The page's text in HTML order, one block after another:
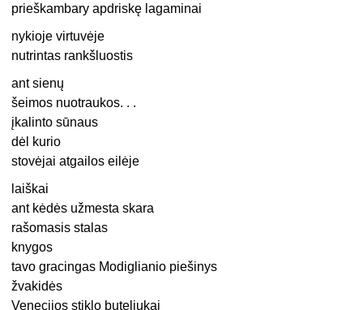
prieškambary apdriskę lagaminai
nykioje virtuvėje
nutrintas rankšluostis
ant sienų
šeimos nuotraukos. . .
įkalinto sūnaus
dėl kurio
stovėjai atgailos eilėje
laiškai
ant kėdės užmesta skara
rašomasis stalas
knygos
tavo gracingas Modiglianio piešinys
žvakidės
Venecijos stiklo buteliukai